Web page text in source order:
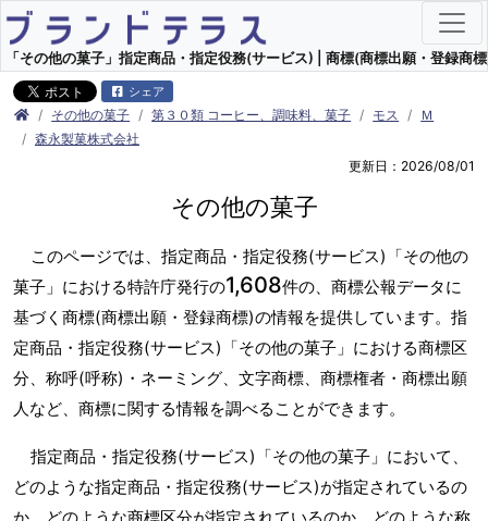
「その他の菓子」指定商品・指定役務(サービス) | 商標(商標出願・登録商
シェア
その他の菓子 第３０類 コーヒー、調味料、菓子 モス
Ｍ
森永製菓株式会社
更新日：2026/08/01
その他の菓子
このページでは、指定商品・指定役務(サービス)「その他の
菓子」における特許庁発行の1,608件の、商標公報データに
基づく商標(商標出願・登録商標)の情報を提供しています。指
定商品・指定役務(サービス)「その他の菓子」における商標区
分、称呼(呼称)・ネーミング、文字商標、商標権者・商標出願
人など、商標に関する情報を調べることができます。
指定商品・指定役務(サービス)「その他の菓子」において、
どのような指定商品・指定役務(サービス)が指定されているの
か、どのような商標区分が指定されているのか、どのような称